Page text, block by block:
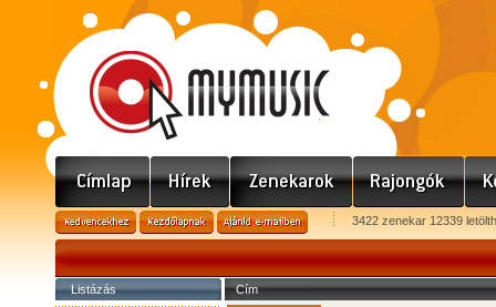
3422 zenekar 12339
Listázás Cím